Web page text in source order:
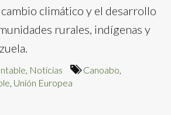
climático y el desarrollo
rurales, indígenas y
, Noticias Canoabo,
, Unión Europea